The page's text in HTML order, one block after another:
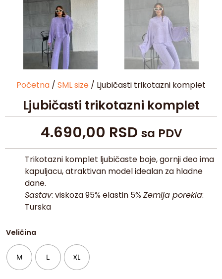
Početna / SML size / Ljubičasti trikotazni komplet
Ljubičasti trikotazni komplet
4.690,00 RSD sa PDV
Trikotazni komplet ljubičaste boje, gornji deo ima
kapuljacu, atraktivan model idealan za hladne
dane.
Sastav: viskoza 95% elastin 5%Zemlja porekla:
Turska
Veličina
M L XL